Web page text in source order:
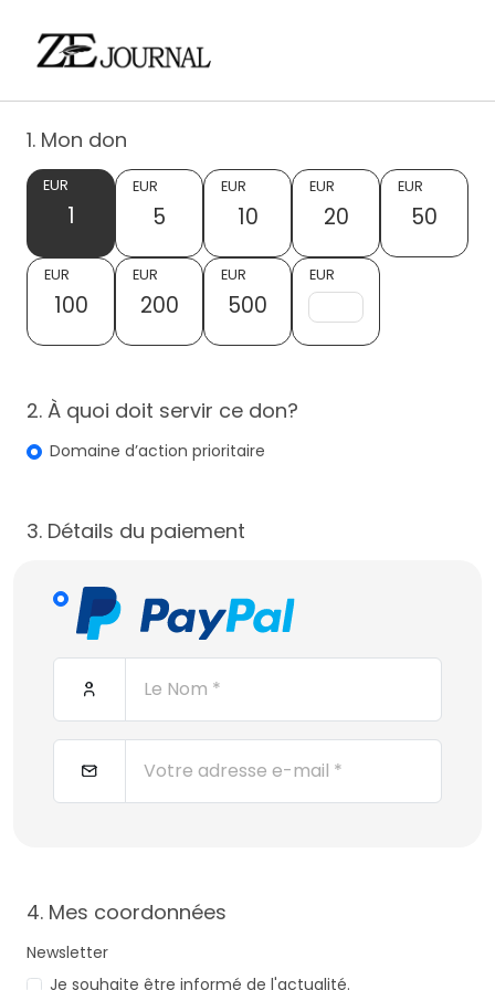
1. Mon don
EUR
1
EUR
5
EUR
10
EUR
20
EUR
50
EUR
100
EUR
200
EUR
500
EUR
2. À quoi doit servir ce don?
Domaine d’action prioritaire
3. Détails du paiement
4. Mes coordonnées
Newsletter
Je souhaite être informé de l'actualité.